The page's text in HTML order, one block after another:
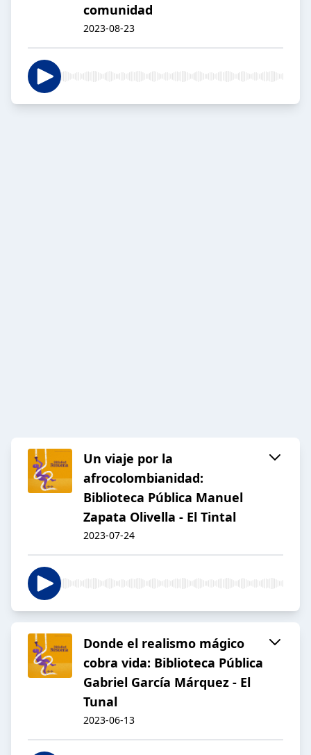
comunidad
2023-08-23
Un viaje por la
afrocolombianidad:
Biblioteca Pública Manuel
Zapata Olivella - El Tintal
2023-07-24
Donde el realismo mágico
cobra vida: Biblioteca Pública
Gabriel García Márquez - El
Tunal
2023-06-13